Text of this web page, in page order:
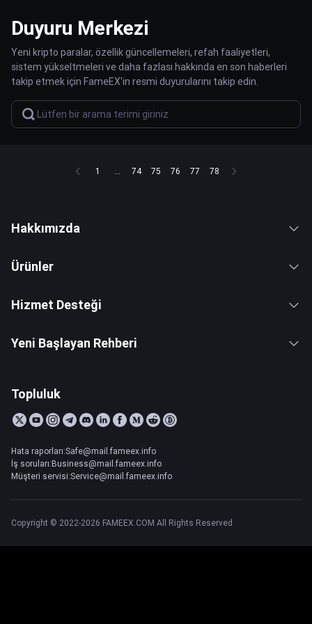
Duyuru Merkezi
Yeni kripto paralar, özellik güncellemeleri, refah faaliyetleri,
sistem yükseltmeleri ve daha fazlası hakkında en son haberleri
takip etmek için FameEX'in resmi duyurularını takip edin.
1 ... 74 75 76 77 78
Hakkımızda
Ürünler
Hizmet Desteği
Yeni Başlayan Rehberi
Topluluk
Hata raporları:Safe@mail.fameex.info
İş soruları:Business@mail.fameex.info
Müşteri servisi:Service@mail.fameex.info
Copyright © 2022-2026 FAMEEX.COM All Rights Reserved